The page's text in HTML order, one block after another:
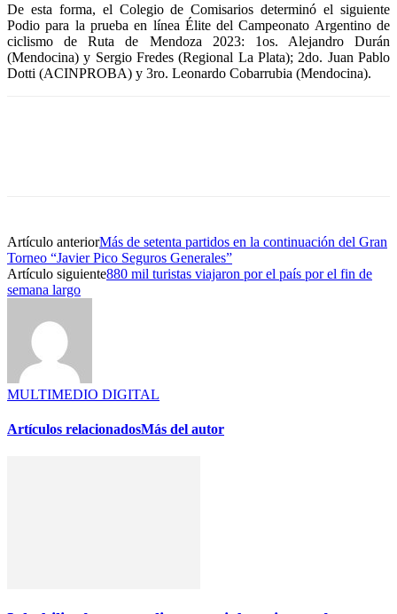
De esta forma, el Colegio de Comisarios determinó el siguiente
Podio para la prueba en línea Élite del Campeonato Argentino de
ciclismo de Ruta de Mendoza 2023: 1os. Alejandro Durán
(Mendocina) y Sergio Fredes (Regional La Plata); 2do. Juan Pablo
Dotti (ACINPROBA) y 3ro. Leonardo Cobarrubia (Mendocina).
Artículo anteriorMás de setenta partidos en la continuación del Gran
Torneo “Javier Pico Seguros Generales”
Artículo siguiente880 mil turistas viajaron por el país por el fin de
semana largo
MULTIMEDIO DIGITAL
Artículos relacionadosMás del autor